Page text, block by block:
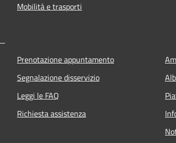
Mobilità e trasporti
Prenotazione appuntamento
Segnalazione disservizio
Leggi le FAQ
Richiesta assistenza